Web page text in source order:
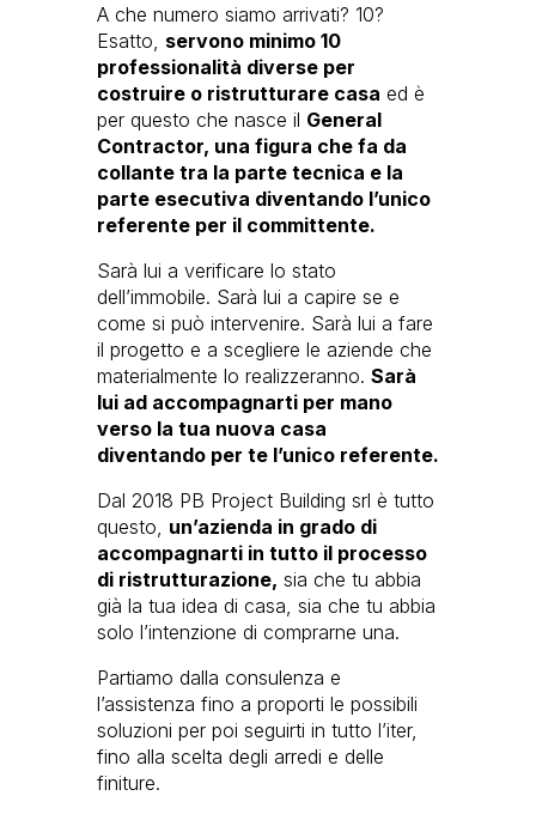
A che numero siamo arrivati? 10?
Esatto, servono minimo 10
professionalità diverse per
costruire o ristrutturare casa ed è
per questo che nasce il General
Contractor, una figura che fa da
collante tra la parte tecnica e la
parte esecutiva diventando l’unico
referente per il committente.
Sarà lui a verificare lo stato
dell’immobile. Sarà lui a capire se e
come si può intervenire. Sarà lui a fare
il progetto e a scegliere le aziende che
materialmente lo realizzeranno. Sarà
lui ad accompagnarti per mano
verso la tua nuova casa
diventando per te l’unico referente.
Dal 2018 PB Project Building srl è tutto
questo, un’azienda in grado di
accompagnarti in tutto il processo
di ristrutturazione, sia che tu abbia
già la tua idea di casa, sia che tu abbia
solo l’intenzione di comprarne una.
Partiamo dalla consulenza e
l’assistenza fino a proporti le possibili
soluzioni per poi seguirti in tutto l’iter,
fino alla scelta degli arredi e delle
finiture.